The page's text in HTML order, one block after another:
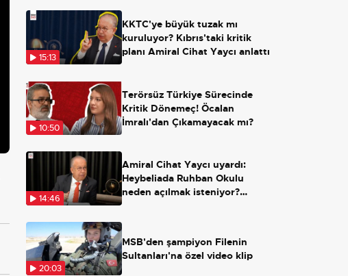
15:13
KKTC'ye büyük tuzak mı
kuruluyor? Kıbrıs'taki kritik
planı Amiral Cihat Yaycı anlattı
10:50
Terörsüz Türkiye Sürecinde
Kritik Dönemeç! Öcalan
İmralı'dan Çıkamayacak mı?
14:46
Amiral Cihat Yaycı uyardı:
Heybeliada Ruhban Okulu
neden açılmak isteniyor?
20:03
MSB'den şampiyon Filenin
Sultanları'na özel video klip